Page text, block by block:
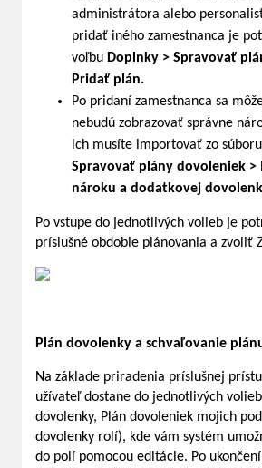
administrátora alebo
pridať iného zamestnanca je
voľbu Doplnky > Spravovať
Pridať plán.
Po pridaní zamestnanca sa
nebudú zobrazovať správne
ich musíte importovať zo
Spravovať plány dovoleniek
nároku a dodatkovej
Po vstupe do jednotlivých volieb je
príslušné obdobie plánovania a zvoliť
Plán dovolenky a schvaľovanie
Na základe priradenia príslušnej
užívateľ dostane do jednotlivých
dovolenky, Plán dovoleniek mojich
dovolenky rolí), kde vám systém
do polí pomocou editácie. Po